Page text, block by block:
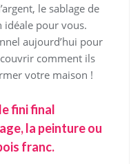
le sablage de
idéale pour vous.
aujourd’hui pour
comment ils
votre maison !
fini final
la peinture ou
franc.